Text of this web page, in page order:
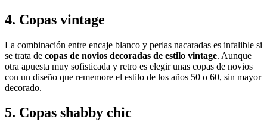
4. Copas vintage
La combinación entre encaje blanco y perlas nacaradas es infalible si
se trata de copas de novios decoradas de estilo vintage. Aunque
otra apuesta muy sofisticada y retro es elegir unas copas de novios
con un diseño que rememore el estilo de los años 50 o 60, sin mayor
decorado.
5. Copas shabby chic